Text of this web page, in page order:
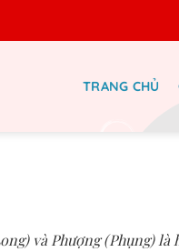
TRANG CHỦ
và Phượng (Phụng)